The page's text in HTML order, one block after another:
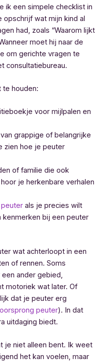
ik een simpele checklist in
opschrijf wat mijn kind al
had, zoals “Waarom lijkt
moet hij naar de
om gerichte vragen te
consultatiebureau.
te houden:
voor mijlpalen en
grappige of belangrijke
zien hoe je peuter
of familie die ook
je herkenbare verhalen
als je precies wilt
bij een peuter
wat achterloopt in een
of rennen. Soms
ander gebied,
motoriek wat later. Of
dat je peuter erg
peuter). In dat
uitdaging biedt.
je niet alleen bent. Ik weet
het kan voelen, maar